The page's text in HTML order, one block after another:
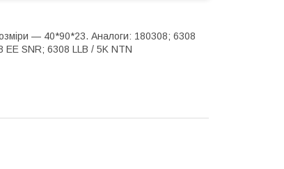
— 40*90*23. Аналоги: 180308; 6308
EE SNR; 6308 LLB / 5K NTN